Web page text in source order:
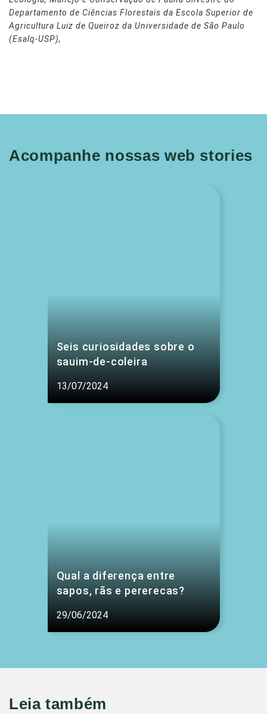
Departamento de Ciências Florestais da Escola Superior de
Agricultura Luiz de Queiroz da Universidade de São Paulo
(Esalq-USP),
Acompanhe nossas web stories
Seis curiosidades sobre o
sauim-de-coleira
13/07/2024
Qual a diferença entre
sapos, rãs e pererecas?
29/06/2024
Leia também